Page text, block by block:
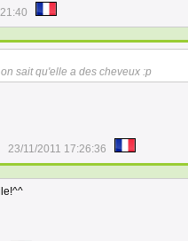
sait qu'elle a des cheveux :p
23/11/2011 17:26:36